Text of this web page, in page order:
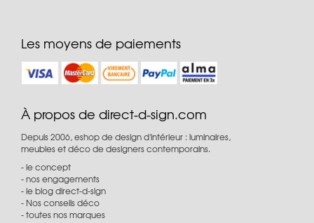
Les moyens de paiements
À propos de direct-d-sign.com
Depuis 2006, eshop de design d'intérieur : luminaires,
meubles et déco de designers contemporains.
le concept
nos engagements
le blog direct-d-sign
Nos conseils déco
toutes nos marques